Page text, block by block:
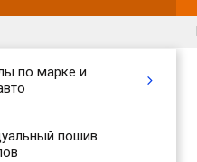
по марке и
пошив